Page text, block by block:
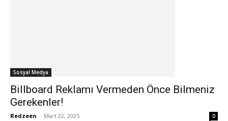
Sosyal Medya
Billboard Reklamı Vermeden Önce Bilmeniz
Gerekenler!
Redzeen - Mart 22, 2025 0